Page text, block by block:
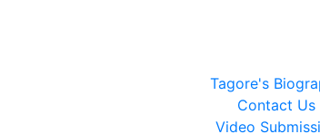
Tagore's
Contact Us
Video